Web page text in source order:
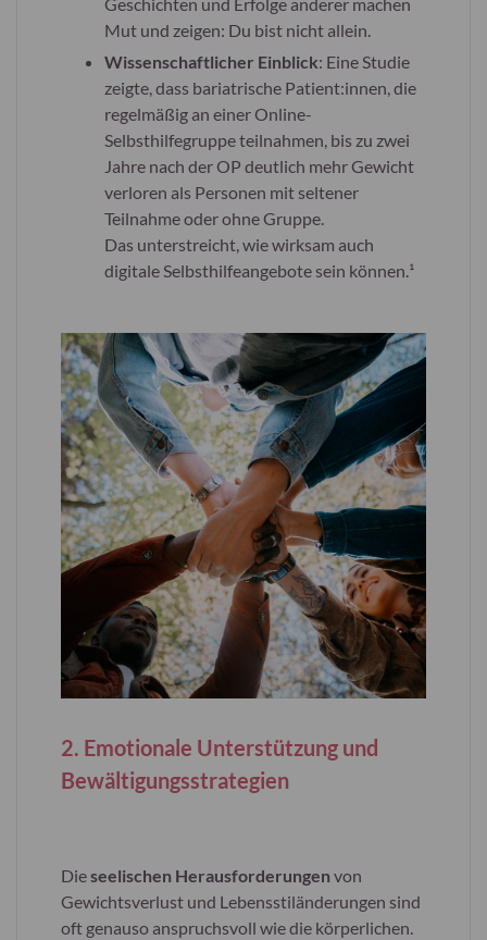
Mut und zeigen: Du bist nicht allein.
Wissenschaftlicher Einblick: Eine Studie
zeigte, dass bariatrische Patient:innen, die
regelmäßig an einer Online-
Selbsthilfegruppe teilnahmen, bis zu zwei
Jahre nach der OP deutlich mehr Gewicht
verloren als Personen mit seltener
Teilnahme oder ohne Gruppe.
Das unterstreicht, wie wirksam auch
digitale Selbsthilfeangebote sein können.¹
2. Emotionale Unterstützung und
Bewältigungsstrategien
Dieseelischen Herausforderungen von
Gewichtsverlust und Lebensstiländerungen sind
oft genauso anspruchsvoll wie die körperlichen.